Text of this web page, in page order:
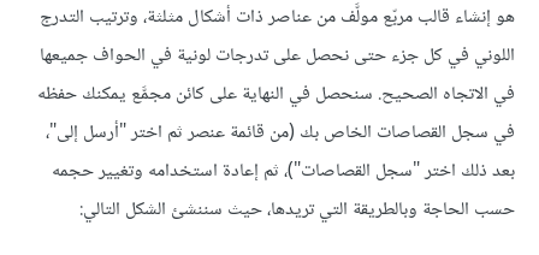
هو إنشاء قالب مربّع مولَّف من عناصر ذات أشكال مثلثة، وترتيب التدرج
اللوني في كل جزء حتى نحصل على تدرجات لونية في الحواف جميعها
في الاتجاه الصحيح. سنحصل في النهاية على كائن مجمَّع يمكنك حفظه
في سجل القصاصات الخاص بك (من قائمة عنصر ثم اختر "أرسل إلى"،
بعد ذلك اختر "سجل القصاصات")، ثم إعادة استخدامه وتغيير حجمه
حسب الحاجة وبالطريقة التي تريدها، حيث سننشئ الشكل التالي: